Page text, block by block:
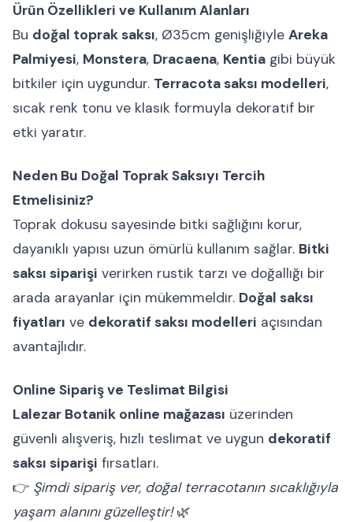
Ürün Özellikleri ve Kullanım Alanları
Bu doğal toprak saksı, Ø35cm genişliğiyle Areka
Palmiyesi, Monstera, Dracaena, Kentia gibi büyük
bitkiler için uygundur. Terracota saksı modelleri,
sıcak renk tonu ve klasik formuyla dekoratif bir
etki yaratır.
Neden Bu Doğal Toprak Saksıyı Tercih
Etmelisiniz?
Toprak dokusu sayesinde bitki sağlığını korur,
dayanıklı yapısı uzun ömürlü kullanım sağlar. Bitki
saksı siparişi verirken rustik tarzı ve doğallığı bir
arada arayanlar için mükemmeldir. Doğal saksı
fiyatları ve dekoratif saksı modelleri açısından
avantajlıdır.
Online Sipariş ve Teslimat Bilgisi
Lalezar Botanik online mağazası üzerinden
güvenli alışveriş, hızlı teslimat ve uygun dekoratif
saksı siparişi fırsatları.
👉 Şimdi sipariş ver, doğal terracotanın sıcaklığıyla
yaşam alanını güzelleştir!🌿